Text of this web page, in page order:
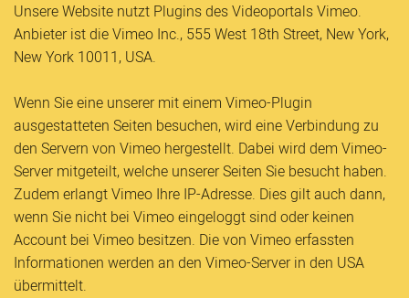
Unsere Website nutzt Plugins des Videoportals Vimeo.
Anbieter ist die Vimeo Inc., 555 West 18th Street, New York,
New York 10011, USA.
Wenn Sie eine unserer mit einem Vimeo-Plugin
ausgestatteten Seiten besuchen, wird eine Verbindung zu
den Servern von Vimeo hergestellt. Dabei wird dem Vimeo-
Server mitgeteilt, welche unserer Seiten Sie besucht haben.
Zudem erlangt Vimeo Ihre IP-Adresse. Dies gilt auch dann,
wenn Sie nicht bei Vimeo eingeloggt sind oder keinen
Account bei Vimeo besitzen. Die von Vimeo erfassten
Informationen werden an den Vimeo-Server in den USA
übermittelt.